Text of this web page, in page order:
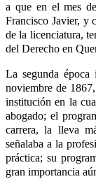
a que en el mes
Francisco Javier, y
de la licenciatura,
del Derecho en
La segunda
noviembre de
institución en la
abogado; el
carrera, la lleva
señalaba a la
práctica; su
gran importancia